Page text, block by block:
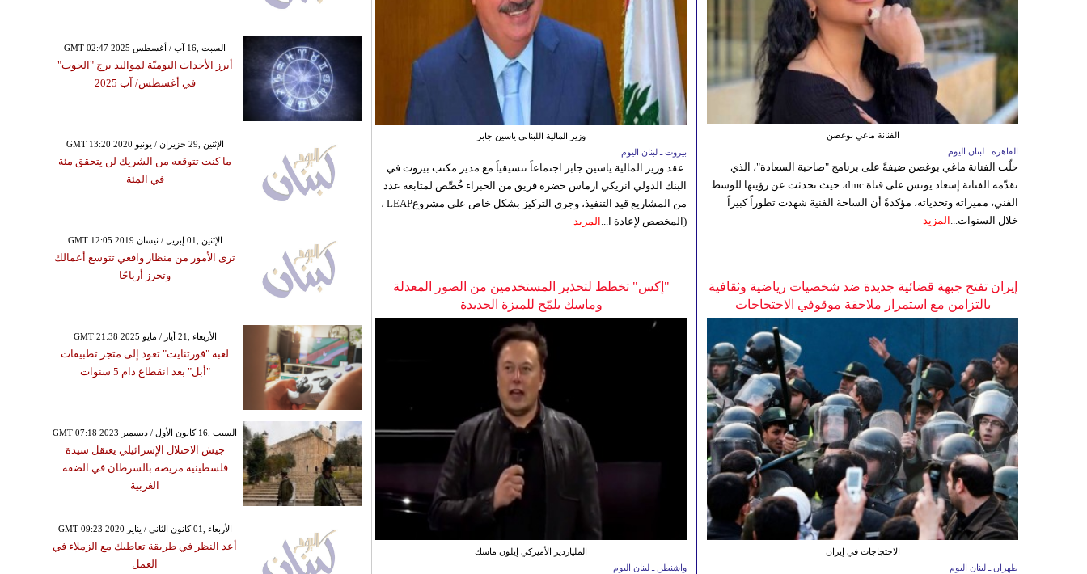
وزير المالية اللبناني ياسين جابر
بيروت ـ لبنان اليوم
عقد وزير المالية ياسين جابر اجتماعاً تنسيقياً مع مدير مكتب بيروت في
البنك الدولي انريكي ارماس حضره فريق من الخبراء خُصِّص لمتابعة عدد
من المشاريع قيد التنفيذ، وجرى التركيز بشكل خاص على مشروعLEAP ،
(المخصص لإعادة ا... المزيد
الفنانة ماغي بوغصن
القاهرة ـ لبنان اليوم
حلّت الفنانة ماغي بوغصن ضيفةً على برنامج "صاحبة السعادة"، الذي
تقدّمه الفنانة إسعاد يونس على قناة dmc، حيث تحدثت عن رؤيتها للوسط
الفني، مميزاته وتحدياته، مؤكدةً أن الساحة الفنية شهدت تطوراً كبيراً
خلال السنوات... المزيد
"إكس" تخطط لتحذير المستخدمين من الصور المعدلة
وماسك يلمّح للميزة الجديدة
الملياردير الأميركي إيلون ماسك
واشنطن ـ لبنان اليوم
إيران تفتح جبهة قضائية جديدة ضد شخصيات رياضية وثقافية
بالتزامن مع استمرار ملاحقة موقوفي الاحتجاجات
الاحتجاجات في إيران
طهران ـ لبنان اليوم
GMT 02:47 2025 السبت ,16 آب / أغسطس
أبرز الأحداث اليوميّة لمواليد برج "الحوت"
في أغسطس/ آب 2025
GMT 13:20 2020 الإثنين ,29 حزيران / يونيو
ما كنت تتوقعه من الشريك لن يتحقق مئة
في المئة
GMT 12:05 2019 الإثنين ,01 إبريل / نيسان
ترى الأمور من منظار واقعي تتوسع أعمالك
وتحرز أرباحًا
GMT 21:38 2025 الأربعاء ,21 أيار / مايو
لعبة "فورتنايت" تعود إلى متجر تطبيقات
"أبل" بعد انقطاع دام 5 سنوات
GMT 07:18 2023 السبت ,16 كانون الأول / ديسمبر
جيش الاحتلال الإسرائيلي يعتقل سيدة
فلسطينية مريضة بالسرطان في الضفة
الغربية
GMT 09:23 2020 الأربعاء ,01 كانون الثاني / يناير
أعد النظر في طريقة تعاطيك مع الزملاء في
العمل